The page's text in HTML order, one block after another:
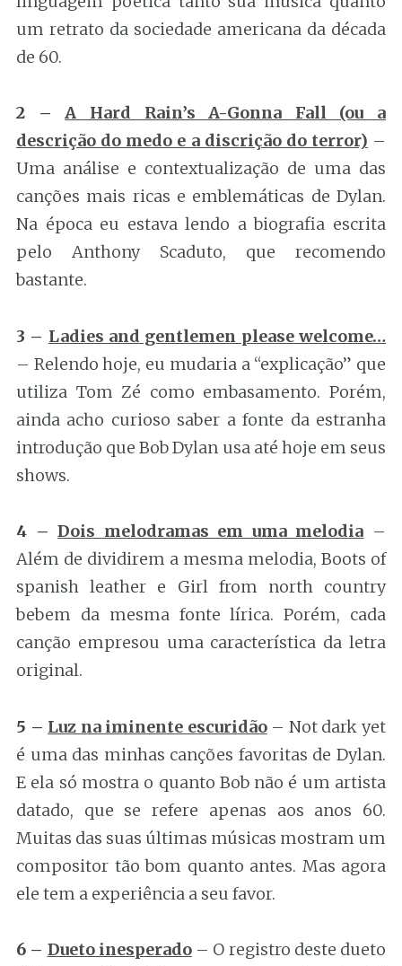
um retrato da sociedade americana da década
de 60.
2 –A Hard Rain’s A-Gonna Fall (ou a
descrição do medo e a discrição do terror) –
Uma análise e contextualização de uma das
canções mais ricas e emblemáticas de Dylan.
Na época eu estava lendo a biografia escrita
pelo Anthony Scaduto, que recomendo
bastante.
3 – Ladies and gentlemen please welcome…
– Relendo hoje, eu mudaria a “explicação” que
utiliza Tom Zé como embasamento. Porém,
ainda acho curioso saber a fonte da estranha
introdução que Bob Dylan usa até hoje em seus
shows.
4 –Dois melodramas em uma melodia –
Além de dividirem a mesma melodia, Boots of
spanish leather e Girl from north country
bebem da mesma fonte lírica. Porém, cada
canção empresou uma característica da letra
original.
5 – Luz na iminente escuridão– Not dark yet
é uma das minhas canções favoritas de Dylan.
E ela só mostra o quanto Bob não é um artista
datado, que se refere apenas aos anos 60.
Muitas das suas últimas músicas mostram um
compositor tão bom quanto antes. Mas agora
ele tem a experiência a seu favor.
6 – Dueto inesperado– O registro deste dueto